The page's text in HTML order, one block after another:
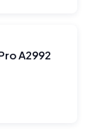
A2992